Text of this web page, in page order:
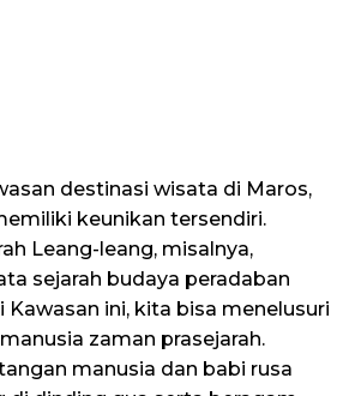
destinasi wisata di Maros,
keunikan tersendiri.
Leang-leang, misalnya,
sejarah budaya peradaban
Kawasan ini, kita bisa menelusuri
zaman prasejarah.
manusia dan babi rusa